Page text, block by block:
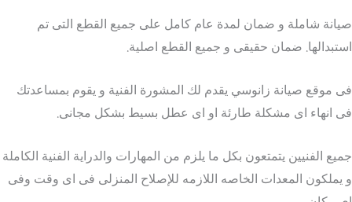
صيانة شاملة و ضمان لمدة عام كامل على جميع القطع التى تم
استبدالها. ضمان حقيقى و جميع القطع اصلية.
فى موقع صيانة زانوسي يقدم لك المشورة الفنية و يقوم بمساعدتك
فى انهاء اى مشكلة طارئة او اى عطل بسيط بشكل مجانى.
جميع الفنيين يتمتعون بكل ما يلزم من المهارات والدراية الفنية الكاملة
و يملكون المعدات الخاصه اللازمه للإصلاح المنزلى فى اى وقت وفى